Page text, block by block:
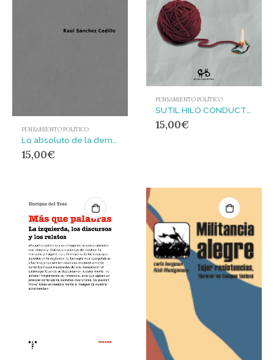
PENSAMIENTO POLÍTICO
15,00€
PENSAMIENTO POLÍTICO
15,00€